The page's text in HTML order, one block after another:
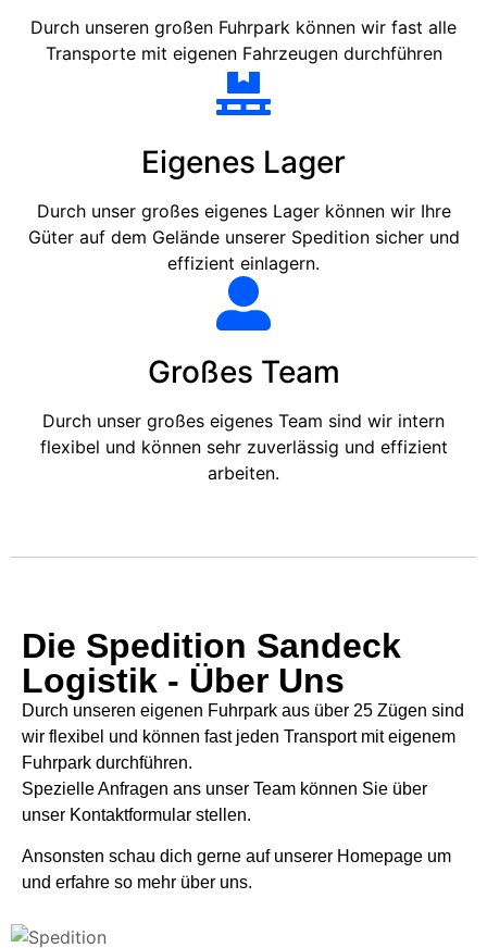
Durch unseren großen Fuhrpark können wir fast alle
Transporte mit eigenen Fahrzeugen durchführen
Eigenes Lager
Durch unser großes eigenes Lager können wir Ihre
Güter auf dem Gelände unserer Spedition sicher und
effizient einlagern.
Großes Team
Durch unser großes eigenes Team sind wir intern
flexibel und können sehr zuverlässig und effizient
arbeiten.
Die Spedition Sandeck
Logistik - Über Uns
Durch unseren eigenen Fuhrpark aus über 25 Zügen sind
wir flexibel und können fast jeden Transport mit eigenem
Fuhrpark durchführen.
Spezielle Anfragen ans unser Team können Sie über
unser Kontaktformular stellen.
Ansonsten schau dich gerne auf unserer Homepage um
und erfahre so mehr über uns.